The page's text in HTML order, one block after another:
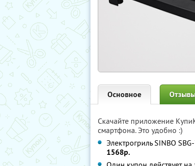
Основное
Скачайте приложение
смартфона. Это удобно :)
Электрогриль SINBO
1568р.